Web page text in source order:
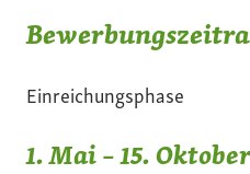
Einreichungsphase
1. Mai – 15. Oktober